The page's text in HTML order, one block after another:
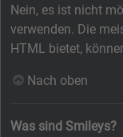
Nein, es ist nicht
verwenden. Die
HTML bietet,
Nach oben
Was sind Smileys?